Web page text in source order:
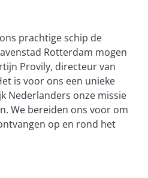
prachtige schip de
Rotterdam mogen
Provily, directeur van
is voor ons een unieke
Nederlanders onze missie
We bereiden ons voor om
op en rond het